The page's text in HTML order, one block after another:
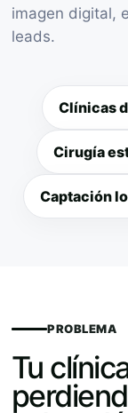
imagen digital,
leads.
Clínicas
Cirugía
Captación
PROBLEMA
Tu